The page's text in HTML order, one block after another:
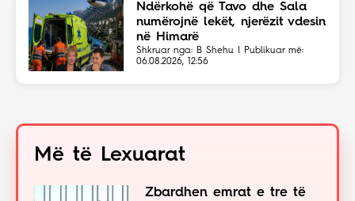
Ndërkohë që Tavo dhe Sala
numërojnë lekët, njerëzit vdesin
në Himarë
Shkruar nga: B Shehu | Publikuar më:
06.08.2026, 12:56
Më të Lexuarat
Zbardhen emrat e tre të